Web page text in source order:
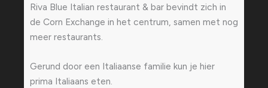
Riva Blue Italian restaurant & bar bevindt zich in
de Corn Exchange in het centrum, samen met nog
meer restaurants.
Gerund door een Italiaanse familie kun je hier
prima Italiaans eten.